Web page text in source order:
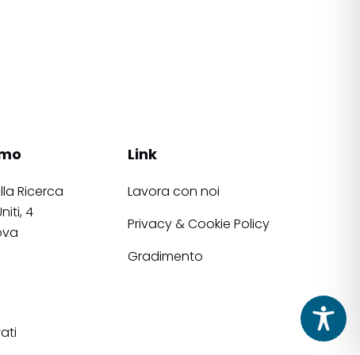
Ricerca
4
Link
Lavora con noi
Privacy & Cookie Policy
Gradimento